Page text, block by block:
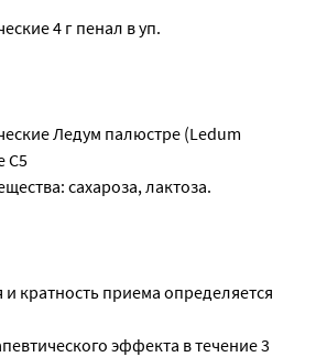
4 г пенал в уп.
Ледум палюстре (Ledum
C5
сахароза, лактоза.
кратность приема определяется
эффекта в течение 3